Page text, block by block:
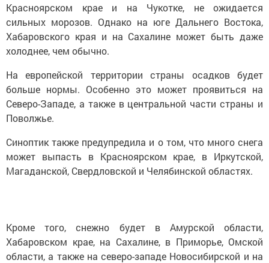
Красноярском крае и на Чукотке, не ожидается
сильных морозов. Однако на юге Дальнего Востока,
Хабаровского края и на Сахалине может быть даже
холоднее, чем обычно.
На европейской территории страны осадков будет
больше нормы. Особенно это может проявиться на
Северо-Западе, а также в центральной части страны и
Поволжье.
Синоптик также предупредила и о том, что много снега
может выпасть в Красноярском крае, в Иркутской,
Магаданской, Свердловской и Челябинской областях.
Кроме того, снежно будет в Амурской области,
Хабаровском крае, на Сахалине, в Приморье, Омской
области, а также на северо-западе Новосибирской и на